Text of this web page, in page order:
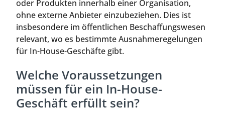
oder Produkten innerhalb einer Organisation,
ohne externe Anbieter einzubeziehen. Dies ist
insbesondere im öffentlichen Beschaffungswesen
relevant, wo es bestimmte Ausnahmeregelungen
für In-House-Geschäfte gibt.
Welche Voraussetzungen
müssen für ein In-House-
Geschäft erfüllt sein?